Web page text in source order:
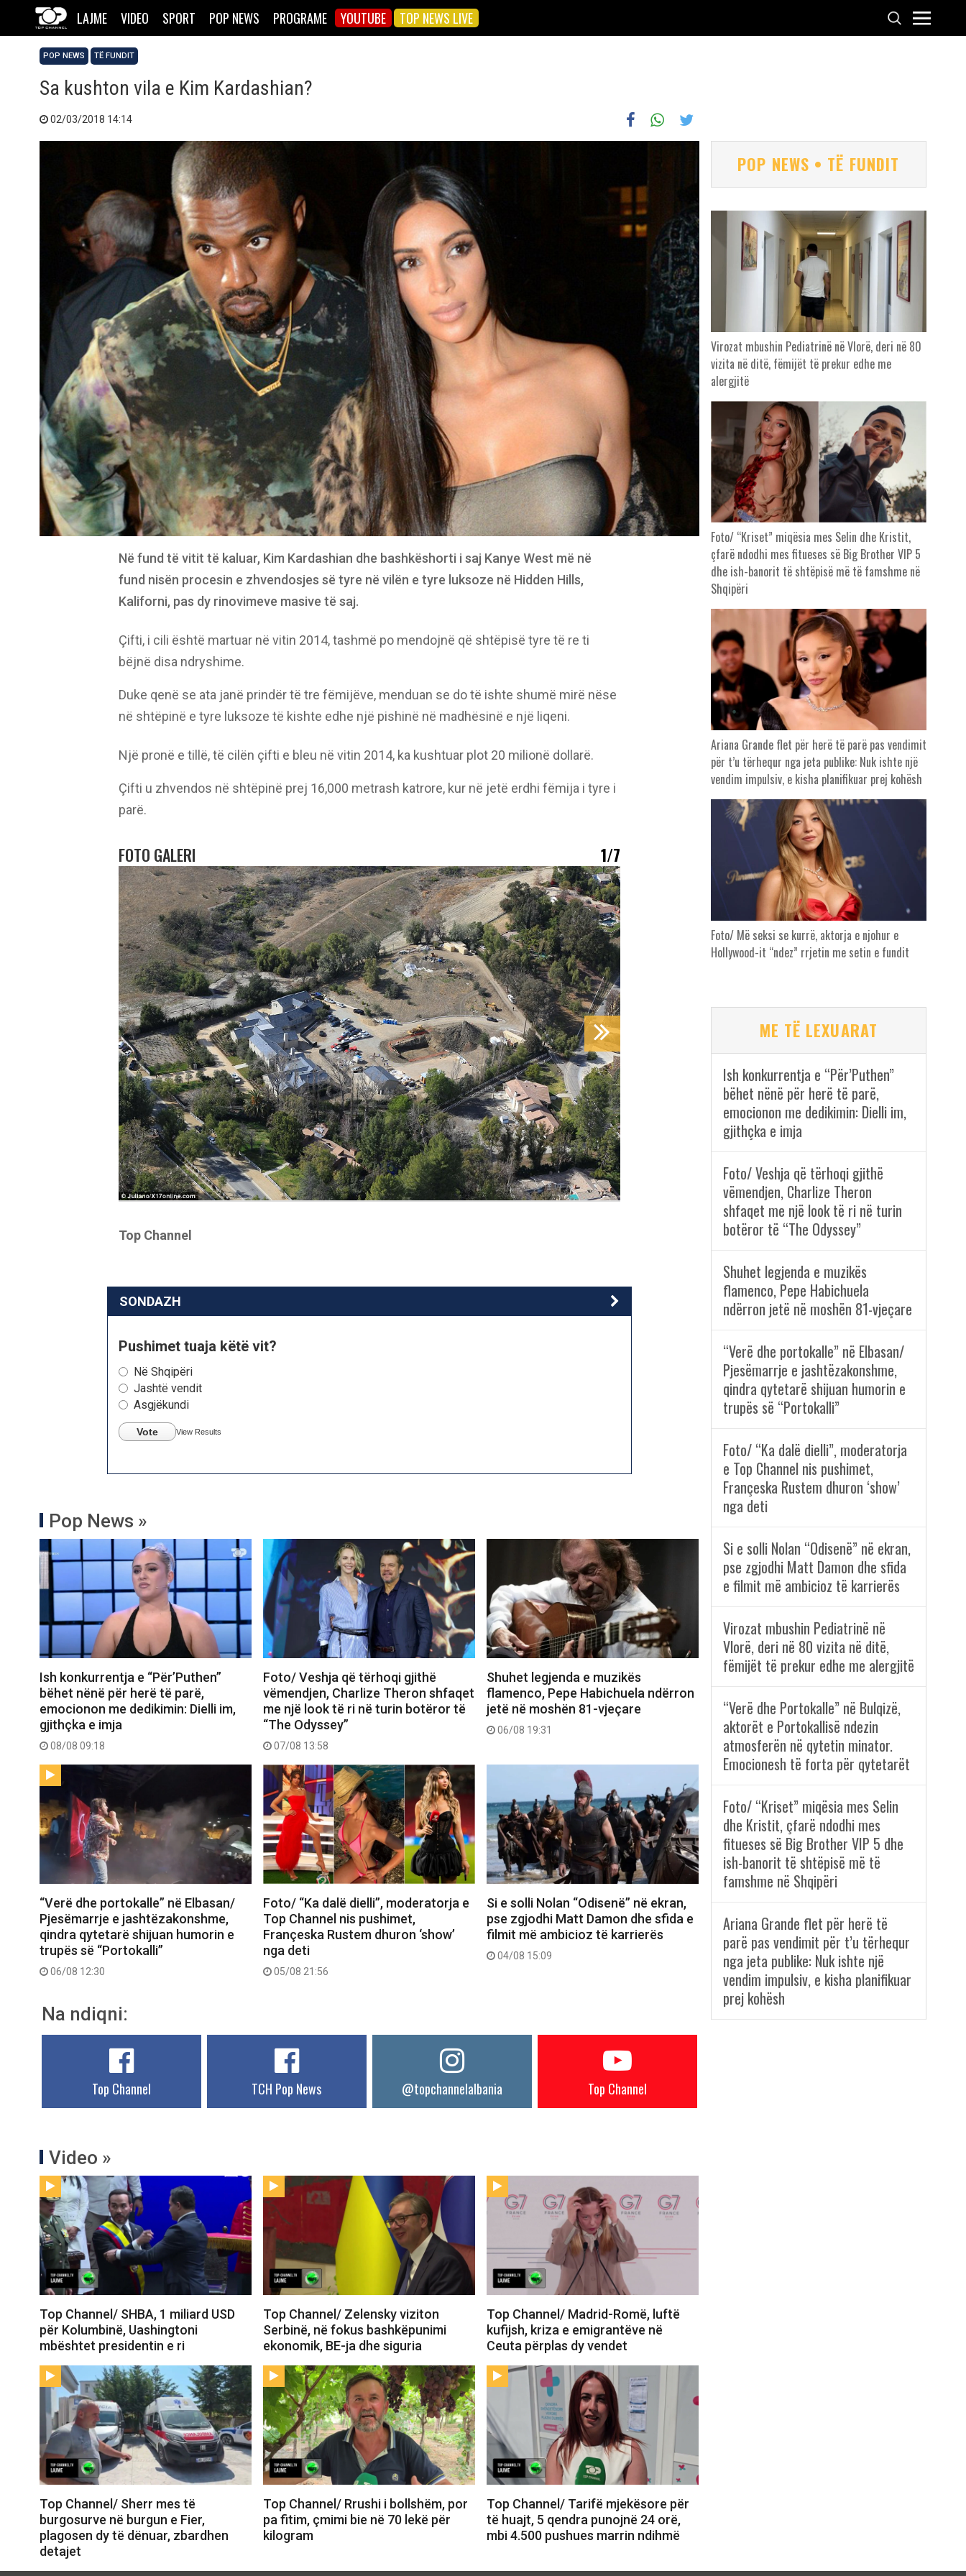
LAJME VIDEO SPORT POP NEWS PROGRAME YOUTUBE TOP NEWS LIVE
POP NEWS TË FUNDIT
Sa kushton vila e Kim Kardashian?
02/03/2018 14:14
Në fund të vitit të kaluar, Kim Kardashian dhe bashkëshorti i saj Kanye West më në
fund nisën procesin e zhvendosjes së tyre në vilën e tyre luksoze në Hidden Hills,
Kaliforni, pas dy rinovimeve masive të saj.
Çifti, i cili është martuar në vitin 2014, tashmë po mendojnë që shtëpisë tyre të re ti
bëjnë disa ndryshime.
Duke qenë se ata janë prindër të tre fëmijëve, menduan se do të ishte shumë mirë nëse
në shtëpinë e tyre luksoze të kishte edhe një pishinë në madhësinë e një liqeni.
Një pronë e tillë, të cilën çifti e bleu në vitin 2014, ka kushtuar plot 20 milionë dollarë.
Çifti u zhvendos në shtëpinë prej 16,000 metrash katrore, kur në jetë erdhi fëmija i tyre i
parë.
FOTO GALERI 1/7
Top Channel
SONDAZH
Pushimet tuaja këtë vit?
Në Shqipëri
Jashtë vendit
Asgjëkundi
Vote View Results
Pop News »
Ish konkurrentja e “Për’Puthen”
bëhet nënë për herë të parë,
emocionon me dedikimin: Dielli im,
gjithçka e imja
08/08 09:18
Foto/ Veshja që tërhoqi gjithë
vëmendjen, Charlize Theron shfaqet
me një look të ri në turin botëror të
“The Odyssey”
07/08 13:58
Shuhet legjenda e muzikës
flamenco, Pepe Habichuela ndërron
jetë në moshën 81-vjeçare
06/08 19:31
“Verë dhe portokalle” në Elbasan/
Pjesëmarrje e jashtëzakonshme,
qindra qytetarë shijuan humorin e
trupës së “Portokalli”
06/08 12:30
Foto/ “Ka dalë dielli”, moderatorja e
Top Channel nis pushimet,
Françeska Rustem dhuron ‘show’
nga deti
05/08 21:56
Si e solli Nolan “Odisenë” në ekran,
pse zgjodhi Matt Damon dhe sfida e
filmit më ambicioz të karrierës
04/08 15:09
Na ndiqni:
Top Channel TCH Pop News @topchannelalbania Top Channel
Video »
Top Channel/ SHBA, 1 miliard USD
për Kolumbinë, Uashingtoni
mbështet presidentin e ri
Top Channel/ Zelensky viziton
Serbinë, në fokus bashkëpunimi
ekonomik, BE-ja dhe siguria
Top Channel/ Madrid-Romë, luftë
kufijsh, kriza e emigrantëve në
Ceuta përplas dy vendet
Top Channel/ Sherr mes të
burgosurve në burgun e Fier,
plagosen dy të dënuar, zbardhen
detajet
Top Channel/ Rrushi i bollshëm, por
pa fitim, çmimi bie në 70 lekë për
kilogram
Top Channel/ Tarifë mjekësore për
të huajt, 5 qendra punojnë 24 orë,
mbi 4.500 pushues marrin ndihmë
POP NEWS • TË FUNDIT
Virozat mbushin Pediatrinë në Vlorë, deri në 80
vizita në ditë, fëmijët të prekur edhe me
alergjitë
Foto/ “Kriset” miqësia mes Selin dhe Kristit,
çfarë ndodhi mes fitueses së Big Brother VIP 5
dhe ish-banorit të shtëpisë më të famshme në
Shqipëri
Ariana Grande flet për herë të parë pas vendimit
për t’u tërhequr nga jeta publike: Nuk ishte një
vendim impulsiv, e kisha planifikuar prej kohësh
Foto/ Më seksi se kurrë, aktorja e njohur e
Hollywood-it “ndez” rrjetin me setin e fundit
ME TË LEXUARAT
Ish konkurrentja e “Për’Puthen”
bëhet nënë për herë të parë,
emocionon me dedikimin: Dielli im,
gjithçka e imja
Foto/ Veshja që tërhoqi gjithë
vëmendjen, Charlize Theron
shfaqet me një look të ri në turin
botëror të “The Odyssey”
Shuhet legjenda e muzikës
flamenco, Pepe Habichuela
ndërron jetë në moshën 81-vjeçare
“Verë dhe portokalle” në Elbasan/
Pjesëmarrje e jashtëzakonshme,
qindra qytetarë shijuan humorin e
trupës së “Portokalli”
Foto/ “Ka dalë dielli”, moderatorja
e Top Channel nis pushimet,
Françeska Rustem dhuron ‘show’
nga deti
Si e solli Nolan “Odisenë” në ekran,
pse zgjodhi Matt Damon dhe sfida
e filmit më ambicioz të karrierës
Virozat mbushin Pediatrinë në
Vlorë, deri në 80 vizita në ditë,
fëmijët të prekur edhe me alergjitë
“Verë dhe Portokalle” në Bulqizë,
aktorët e Portokallisë ndezin
atmosferën në qytetin minator.
Emocionesh të forta për qytetarët
Foto/ “Kriset” miqësia mes Selin
dhe Kristit, çfarë ndodhi mes
fitueses së Big Brother VIP 5 dhe
ish-banorit të shtëpisë më të
famshme në Shqipëri
Ariana Grande flet për herë të
parë pas vendimit për t’u tërhequr
nga jeta publike: Nuk ishte një
vendim impulsiv, e kisha planifikuar
prej kohësh